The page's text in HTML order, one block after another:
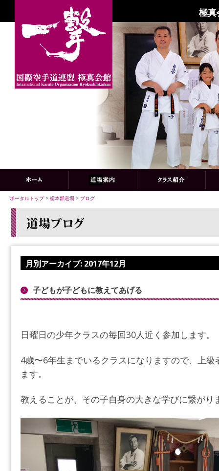
極真
ポータルトップ> 総本部道場 > ブログ
月別アーカイブ: 2017年12月
子どもが子どもに教えてあげる
日曜日の少年クラスの毎回30人近く参加します。
4歳〜6年生までいるクラスになりますので、上
ます。
教えることが、その子自身の大きな学びに繋がり